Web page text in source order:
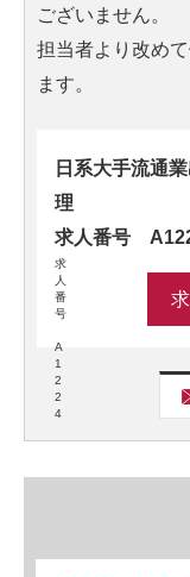
ございません。
担当者より改め
ます。
求
人
番
号
A
1
2
2
4
日系大手流通
理
求人番号